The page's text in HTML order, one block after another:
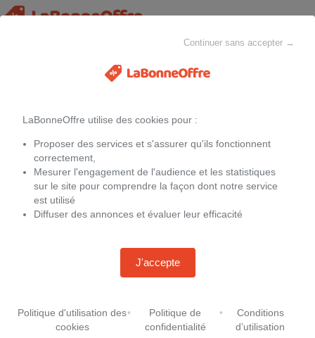
PromotionsHousse macbook air 13 darty
Housse de selle KRM Pro Ride
Htdmobiles Coque pour Xiaomi
Redmi 13C / Poco C65 / Poco
FONCE
-31 % 8,99 € 12,99 €
Continuer sans accepter →
LaBonneOffre utilise des cookies pour :
Proposer des services et s'assurer qu'ils fonctionnent
correctement,
Mesurer l'engagement de l'audience et les statistiques
sur le site pour comprendre la façon dont notre service
est utilisé
Diffuser des annonces et évaluer leur efficacité
J'accepte
Politique d'utilisation des
cookies
•
Politique de
confidentialité
•
Conditions
d’utilisation